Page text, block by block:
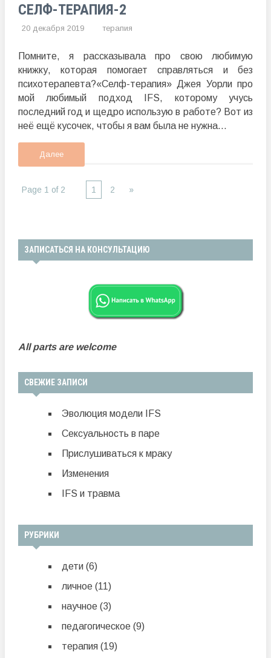
СЕЛФ-ТЕРАПИЯ-2
20 декабря 2019 терапия
Помните, я рассказывала про свою любимую
книжку, которая помогает справляться и без
психотерапевта?«Селф-терапия» Джея Уорли про
мой любимый подход IFS, которому учусь
последний год и щедро использую в работе? Вот из
неё ещё кусочек, чтобы я вам была не нужна...
Далее
Page 1 of 2 1 2 »
ЗАПИСАТЬСЯ НА КОНСУЛЬТАЦИЮ
All parts are welcome
СВЕЖИЕ ЗАПИСИ
Эволюция модели IFS
Сексуальность в паре
Прислушиваться к мраку
Изменения
IFS и травма
РУБРИКИ
дети(6)
личное(11)
научное(3)
педагогическое(9)
терапия(19)